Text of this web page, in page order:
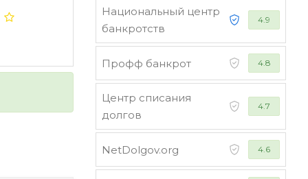
Национальный центр
банкротств
4.9
Профф банкрот 4.8
Центр списания
долгов
4.7
NetDolgov.org 4.6